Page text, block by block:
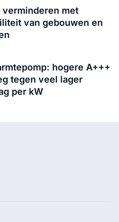
met
van gebouwen en
hogere A+++
tegen veel lager
per kW